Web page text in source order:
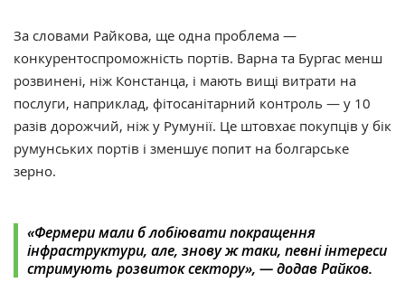
За словами Райкова, ще одна проблема —
конкурентоспроможність портів. Варна та Бургас менш
розвинені, ніж Констанца, і мають вищі витрати на
послуги, наприклад, фітосанітарний контроль — у 10
разів дорожчий, ніж у Румунії. Це штовхає покупців у бік
румунських портів і зменшує попит на болгарське
зерно.
«Фермери мали б лобіювати покращення
інфраструктури, але, знову ж таки, певні інтереси
стримують розвиток сектору», — додав Райков.